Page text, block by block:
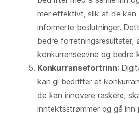
mer effektivt, slik at de kan
informerte beslutninger.
bedre forretningsresultater,
konkurranseevne og bedre
Konkurransefortrinn:
kan gi bedrifter et
de kan innovere raskere,
inntektsstrømmer og gå inn